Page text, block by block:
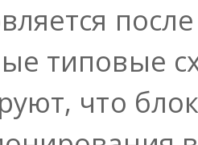
типовые
что